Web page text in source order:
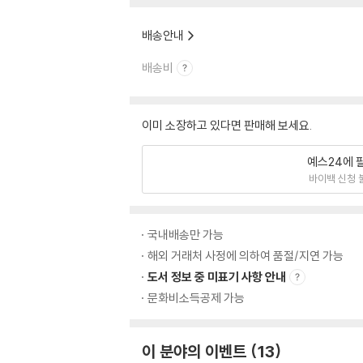
배송안내
배송비
이미 소장하고 있다면 판매해 보세요.
예스24에
바이백 신청
국내배송만 가능
해외 거래처 사정에 의하여 품절/지연 가능
도서 정보 중 미표기 사항 안내
문화비소득공제 가능
이 분야의 이벤트 13